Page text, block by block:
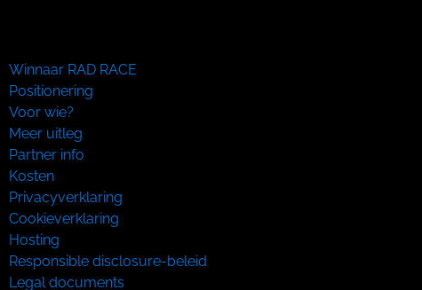
Winnaar RAD RACE
Positionering
Voor wie?
Meer uitleg
Partner info
Kosten
Privacyverklaring
Cookieverklaring
Hosting
Responsible disclosure-beleid
Legal documents